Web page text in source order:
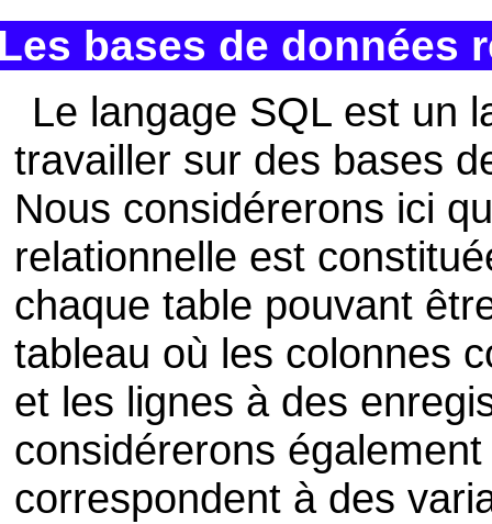
bases de données
Le langage SQL est un
travailler sur des bases
Nous considérerons ici
relationnelle est
chaque table pouvant
tableau où les colonnes
et les lignes à des
considérerons
correspondent à des